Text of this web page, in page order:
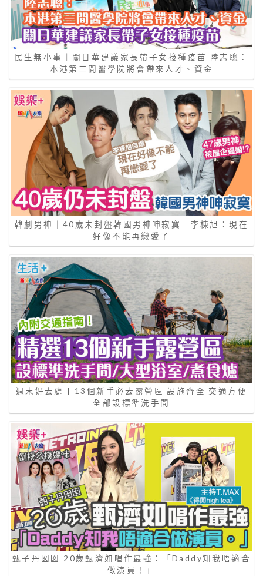
民生無小事｜關日華建議家長帶子女接種疫苗 陸志聰：
本港第三間醫學院將會帶來人才、資金
韓劇男神｜40歲未封盤韓國男神呻寂寞 李棟旭：現在
好像不能再戀愛了
週末好去處 | 13個新手必去露營區 設施齊全 交通方便
全部設標準洗手間
甄子丹囡囡 20歲甄濟如唱作最強：「Daddy知我唔適合
做演員！」